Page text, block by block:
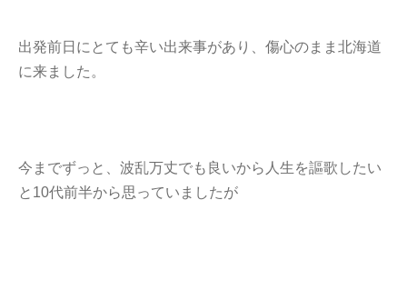
出発前日にとても辛い出来事があり、傷心のまま北海道
に来ました。
今までずっと、波乱万丈でも良いから人生を謳歌したい
と10代前半から思っていましたが